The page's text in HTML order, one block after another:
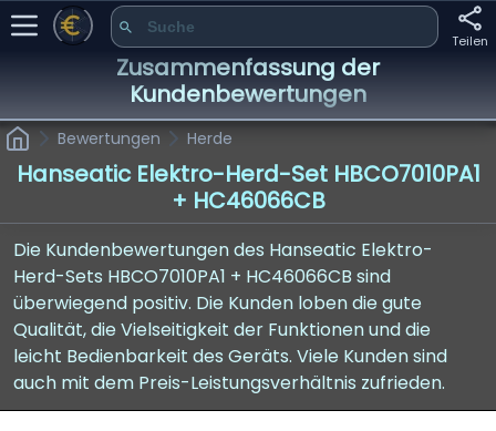
Teilen
Zusammenfassung der
Kundenbewertungen
Bewertungen Herde
Hanseatic Elektro-Herd-Set HBCO7010PA1
+ HC46066CB
Die Kundenbewertungen des Hanseatic Elektro-
Herd-Sets HBCO7010PA1 + HC46066CB sind
überwiegend positiv. Die Kunden loben die gute
Qualität, die Vielseitigkeit der Funktionen und die
leicht Bedienbarkeit des Geräts. Viele Kunden sind
auch mit dem Preis-Leistungsverhältnis zufrieden.